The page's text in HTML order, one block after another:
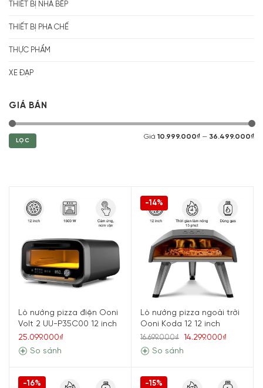
THIẾT BỊ NHÀ BẾP
THIẾT BỊ PHA CHẾ
THỰC PHẨM
XE ĐẠP
GIÁ BÁN
LỌC
Giá 10.999.000₫ — 36.499.000₫
Lò nướng pizza điện Ooni
Volt 2 UU-P35C00 12 inch
25.099.000₫
So sánh
-14%
Lò nướng pizza ngoài trời
Ooni Koda 12 12 inch
16.699.000₫
14.299.000₫
So sánh
-16% -15%